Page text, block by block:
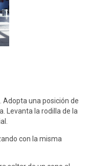
Adopta una posición de
Levanta la rodilla de la
con la misma